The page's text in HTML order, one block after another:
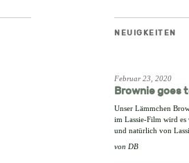
NEUIGKEITEN
Februar 23, 2020
Brownie goes
Unser Lämmchen
im Lassie-Film wird
und natürlich von
von DB